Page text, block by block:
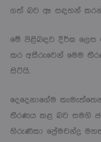
ගත් බව ඈ සඳහන්
මේ පිළිබඳව දීර්ඝ ලෙස
කර අසීරුවෙන් මෙම
සිටියි.
දෙදෙනාගේම
තීරණය කළ බව සමගි
හිරුණිකා ප්‍රේමචන්ද්‍ර